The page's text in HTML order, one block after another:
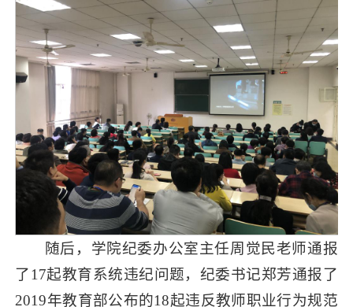
随后，学院纪委办公室主任周觉民老师通报
了17起教育系统违纪问题，纪委书记郑芳通报了
2019年教育部公布的18起违反教师职业行为规范